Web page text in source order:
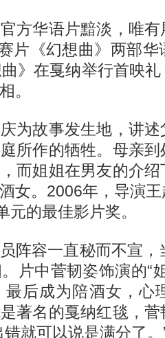
华语片黯淡，唯有
片《幻想曲》两部
》在戛纳举行首映
。
故事发生地，讲述
所作的牺牲。母亲
而姐姐在男友的介
女。2006年，导演
元的最佳影片奖。
容一直秘而不宣，
片中菅韧姿饰演的“
后成为陪酒女，心
著名的戛纳红毯，
就可以说是满分了。